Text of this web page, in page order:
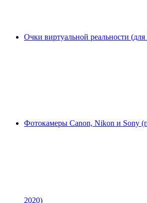
Очки виртуальной реальности
Фотокамеры Canon, Nikon и Sony
2020)